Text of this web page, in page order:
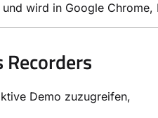
wird in Google
Demo zuzugreifen,